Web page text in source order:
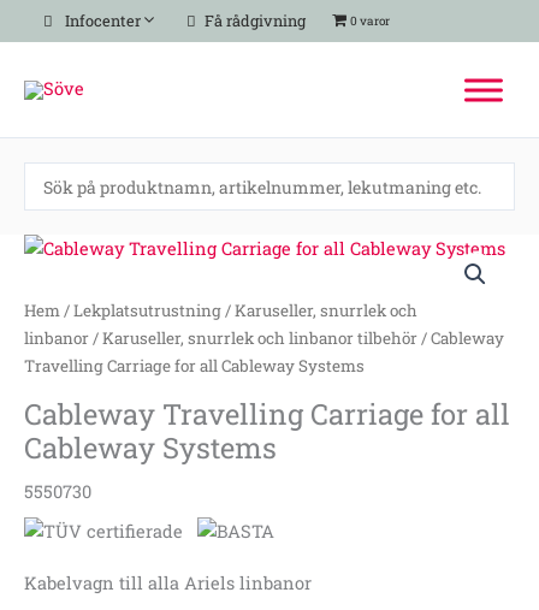
Hoppa
till
Infocenter Få rådgivning 0 varor
Hem/Lekplatsutrustning/Karuseller, snurrlek och
linbanor/Karuseller, snurrlek och linbanor tilbehör/ Cableway
Travelling Carriage for all Cableway Systems
Cableway Travelling Carriage for all
Cableway Systems
5550730
Kabelvagn till alla Ariels linbanor
Cableway
Carriage
for
all
Systems
mängd